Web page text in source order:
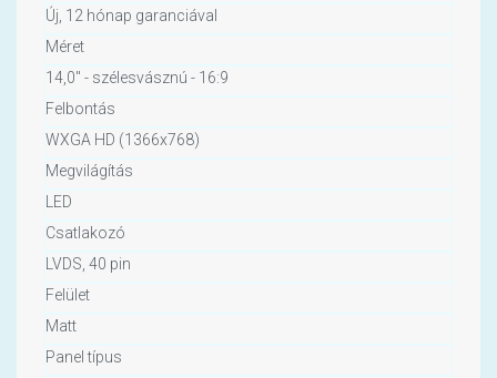
Új, 12 hónap garanciával
Méret
14,0" - szélesvásznú - 16:9
Felbontás
WXGA HD (1366x768)
Megvilágítás
LED
Csatlakozó
LVDS, 40 pin
Felület
Matt
Panel típus